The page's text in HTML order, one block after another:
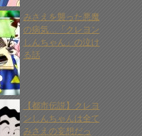
みさえを襲った悪魔
の病気…「クレヨン
しんちゃん」の泣け
る話
【都市伝説】クレヨ
ンしんちゃんは全て
みさえの妄想だっ